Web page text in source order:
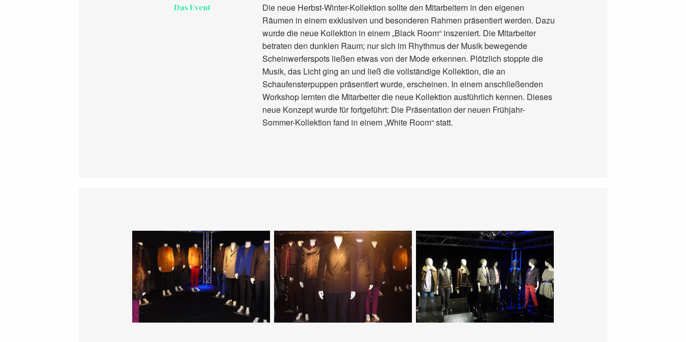
Das Event
Die neue Herbst-Winter-Kollektion sollte den Mitarbeitern in den eigenen
Räumen in einem exklusiven und besonderen Rahmen präsentiert werden. Dazu
wurde die neue Kollektion in einem „Black Room“ inszeniert. Die Mitarbeiter
betraten den dunklen Raum; nur sich im Rhythmus der Musik bewegende
Scheinwerferspots ließen etwas von der Mode erkennen. Plötzlich stoppte die
Musik, das Licht ging an und ließ die vollständige Kollektion, die an
Schaufensterpuppen präsentiert wurde, erscheinen. In einem anschließenden
Workshop lernten die Mitarbeiter die neue Kollektion ausführlich kennen. Dieses
neue Konzept wurde für fortgeführt: Die Präsentation der neuen Frühjahr-
Sommer-Kollektion fand in einem „White Room“ statt.